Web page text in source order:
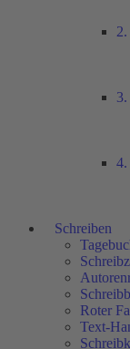
4.
Schreiben
Roter
Text-